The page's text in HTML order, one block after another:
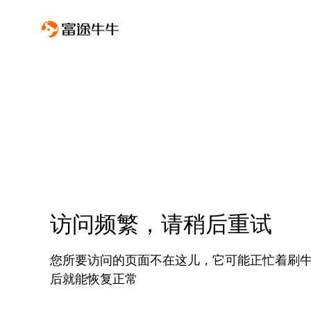
访问频繁，请稍后重试
您所要访问的页面不在这儿，它可能正忙着刷
后就能恢复正常